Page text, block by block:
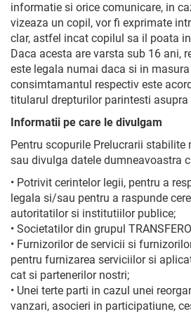
informatie si orice comunicare, in
vizeaza un copil, vor fi exprimate
clar, astfel incat copilul sa il poata
Daca acesta are varsta sub 16 ani,
este legala numai daca si in
consimtamantul respectiv este
titularul drepturilor parintesti
Informatii pe care le divulgam
Pentru scopurile Prelucrarii stabilite
sau divulga datele dumneavoastra
• Potrivit cerintelor legii, pentru a
legala si/sau pentru a raspunde
autoritatilor si institutiilor publice;
• Societatilor din grupul
• Furnizorilor de servicii si
pentru furnizarea serviciilor si
cat si partenerilor nostri;
• Unei terte parti in cazul unei
vanzari, asocieri in participatiune,